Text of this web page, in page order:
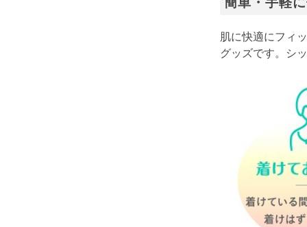
肌に快適にフィ
グッズです。シ